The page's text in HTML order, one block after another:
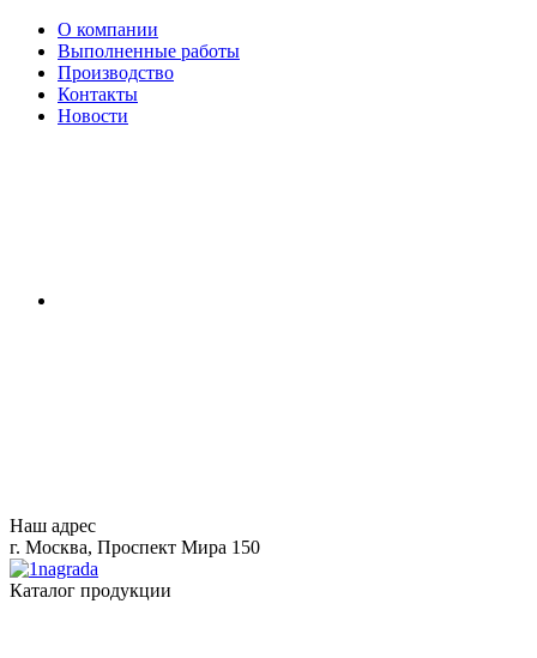
О компании
Выполненные работы
Производство
Контакты
Новости
Наш адрес
г. Москва, Проспект Мира 150
Каталог продукции